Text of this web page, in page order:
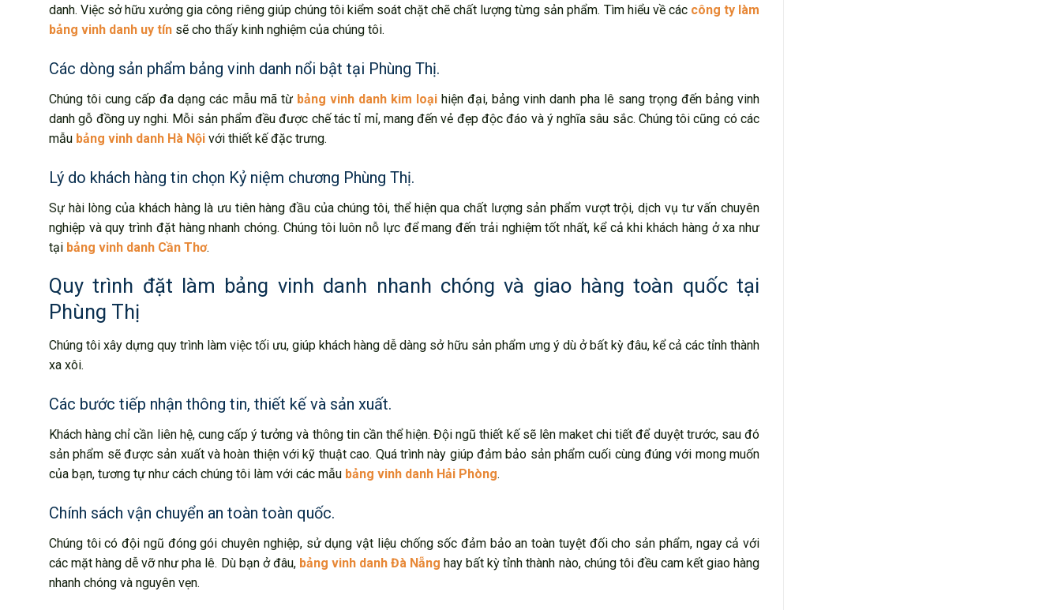
danh. Việc sở hữu xưởng gia công riêng giúp chúng tôi kiểm soát chặt chẽ chất lượng từng sản phẩm. Tìm hiểu về các công ty làm
bảng vinh danh uy tín sẽ cho thấy kinh nghiệm của chúng tôi.
Các dòng sản phẩm bảng vinh danh nổi bật tại Phùng Thị.
Chúng tôi cung cấp đa dạng các mẫu mã từ bảng vinh danh kim loại hiện đại, bảng vinh danh pha lê sang trọng đến bảng vinh
danh gỗ đồng uy nghi. Mỗi sản phẩm đều được chế tác tỉ mỉ, mang đến vẻ đẹp độc đáo và ý nghĩa sâu sắc. Chúng tôi cũng có các
mẫu bảng vinh danh Hà Nội với thiết kế đặc trưng.
Lý do khách hàng tin chọn Kỷ niệm chương Phùng Thị.
Sự hài lòng của khách hàng là ưu tiên hàng đầu của chúng tôi, thể hiện qua chất lượng sản phẩm vượt trội, dịch vụ tư vấn chuyên
nghiệp và quy trình đặt hàng nhanh chóng. Chúng tôi luôn nỗ lực để mang đến trải nghiệm tốt nhất, kể cả khi khách hàng ở xa như
tại bảng vinh danh Cần Thơ.
Quy trình đặt làm bảng vinh danh nhanh chóng và giao hàng toàn quốc tại
Phùng Thị
Chúng tôi xây dựng quy trình làm việc tối ưu, giúp khách hàng dễ dàng sở hữu sản phẩm ưng ý dù ở bất kỳ đâu, kể cả các tỉnh thành
xa xôi.
Các bước tiếp nhận thông tin, thiết kế và sản xuất.
Khách hàng chỉ cần liên hệ, cung cấp ý tưởng và thông tin cần thể hiện. Đội ngũ thiết kế sẽ lên maket chi tiết để duyệt trước, sau đó
sản phẩm sẽ được sản xuất và hoàn thiện với kỹ thuật cao. Quá trình này giúp đảm bảo sản phẩm cuối cùng đúng với mong muốn
của bạn, tương tự như cách chúng tôi làm với các mẫu bảng vinh danh Hải Phòng.
Chính sách vận chuyển an toàn toàn quốc.
Chúng tôi có đội ngũ đóng gói chuyên nghiệp, sử dụng vật liệu chống sốc đảm bảo an toàn tuyệt đối cho sản phẩm, ngay cả với
các mặt hàng dễ vỡ như pha lê. Dù bạn ở đâu, bảng vinh danh Đà Nẵng hay bất kỳ tỉnh thành nào, chúng tôi đều cam kết giao hàng
nhanh chóng và nguyên vẹn.